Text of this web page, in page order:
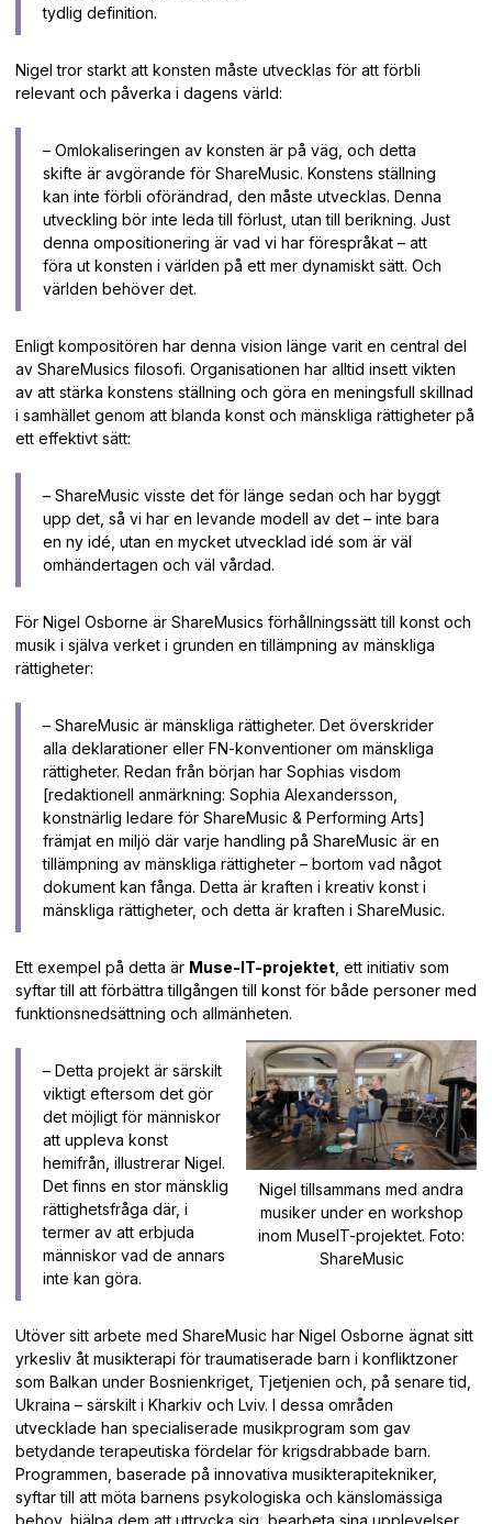
tydlig definition.
Nigel tror starkt att konsten måste utvecklas för att förbli
relevant och påverka i dagens värld:
– Omlokaliseringen av konsten är på väg, och detta
skifte är avgörande för ShareMusic. Konstens ställning
kan inte förbli oförändrad, den måste utvecklas. Denna
utveckling bör inte leda till förlust, utan till berikning. Just
denna ompositionering är vad vi har förespråkat – att
föra ut konsten i världen på ett mer dynamiskt sätt. Och
världen behöver det.
Enligt kompositören har denna vision länge varit en central del
av ShareMusics filosofi. Organisationen har alltid insett vikten
av att stärka konstens ställning och göra en meningsfull skillnad
i samhället genom att blanda konst och mänskliga rättigheter på
ett effektivt sätt:
– ShareMusic visste det för länge sedan och har byggt
upp det, så vi har en levande modell av det – inte bara
en ny idé, utan en mycket utvecklad idé som är väl
omhändertagen och väl vårdad.
För Nigel Osborne är ShareMusics förhållningssätt till konst och
musik i själva verket i grunden en tillämpning av mänskliga
rättigheter:
– ShareMusic är mänskliga rättigheter. Det överskrider
alla deklarationer eller FN-konventioner om mänskliga
rättigheter. Redan från början har Sophias visdom
[redaktionell anmärkning: Sophia Alexandersson,
konstnärlig ledare för ShareMusic & Performing Arts]
främjat en miljö där varje handling på ShareMusic är en
tillämpning av mänskliga rättigheter – bortom vad något
dokument kan fånga. Detta är kraften i kreativ konst i
mänskliga rättigheter, och detta är kraften i ShareMusic.
Ett exempel på detta är Muse-IT-projektet , ett initiativ som
syftar till att förbättra tillgången till konst för både personer med
funktionsnedsättning och allmänheten.
Nigel tillsammans med andra
musiker under en workshop
inom MuseIT-projektet. Foto:
ShareMusic
– Detta projekt är särskilt
viktigt eftersom det gör
det möjligt för människor
att uppleva konst
hemifrån, illustrerar Nigel.
Det finns en stor mänsklig
rättighetsfråga där, i
termer av att erbjuda
människor vad de annars
inte kan göra.
Utöver sitt arbete med ShareMusic har Nigel Osborne ägnat sitt
yrkesliv åt musikterapi för traumatiserade barn i konfliktzoner
som Balkan under Bosnienkriget, Tjetjenien och, på senare tid,
Ukraina – särskilt i Kharkiv och Lviv. I dessa områden
utvecklade han specialiserade musikprogram som gav
betydande terapeutiska fördelar för krigsdrabbade barn.
Programmen, baserade på innovativa musikterapitekniker,
syftar till att möta barnens psykologiska och känslomässiga
behov, hjälpa dem att uttrycka sig, bearbeta sina upplevelser